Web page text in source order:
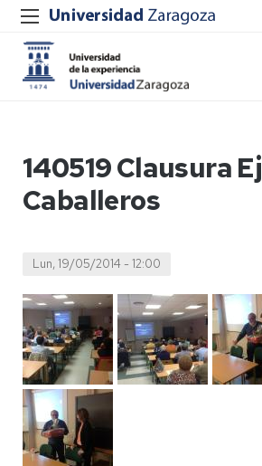
140519 Clausura
Caballeros
Lun, 19/05/2014 - 12:00